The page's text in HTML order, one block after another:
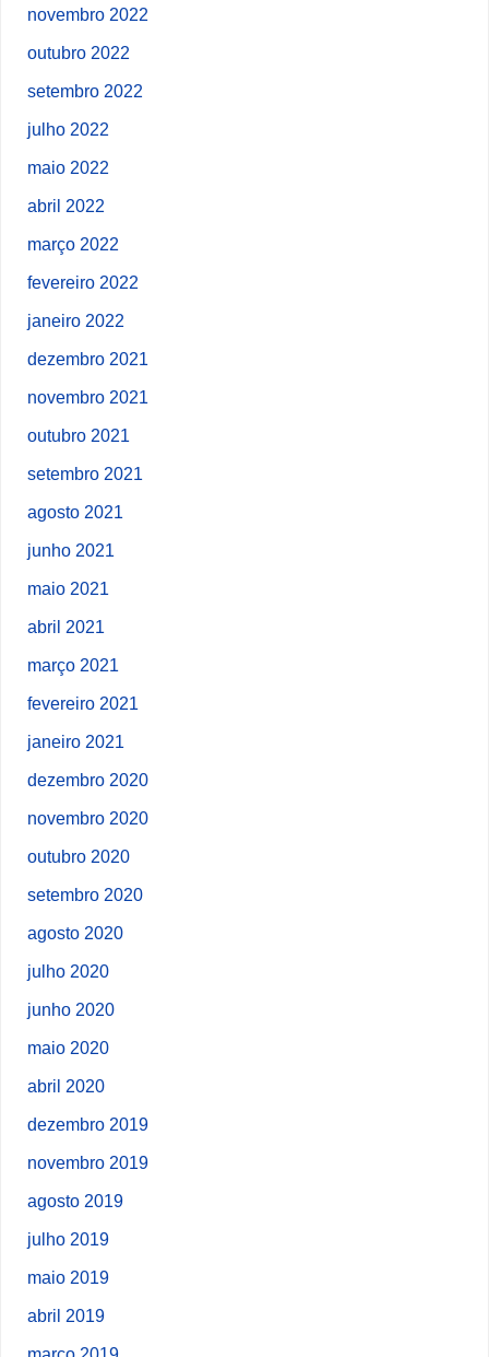
novembro 2022
outubro 2022
setembro 2022
julho 2022
maio 2022
abril 2022
março 2022
fevereiro 2022
janeiro 2022
dezembro 2021
novembro 2021
outubro 2021
setembro 2021
agosto 2021
junho 2021
maio 2021
abril 2021
março 2021
fevereiro 2021
janeiro 2021
dezembro 2020
novembro 2020
outubro 2020
setembro 2020
agosto 2020
julho 2020
junho 2020
maio 2020
abril 2020
dezembro 2019
novembro 2019
agosto 2019
julho 2019
maio 2019
abril 2019